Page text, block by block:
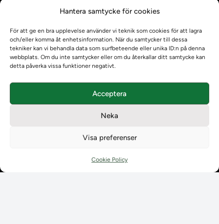
Hantera samtycke för cookies
För att ge en bra upplevelse använder vi teknik som cookies för att lagra
och/eller komma åt enhetsinformation. När du samtycker till dessa
tekniker kan vi behandla data som surfbeteende eller unika ID:n på denna
webbplats. Om du inte samtycker eller om du återkallar ditt samtycke kan
detta påverka vissa funktioner negativt.
Acceptera
Neka
Visa preferenser
Cookie Policy
Om Ladokkonsortiet
Ladokkonsortiet internationellt
Vision, strategi och produktplan
Teamens sammansättning och arbetet på Ladokkonsortiet
Användarkontakter
Policyer och dokument
Kontaktuppgifter till lärosätenas Ladoksupport
Kontaktuppgifter till Ladokkonsortiet